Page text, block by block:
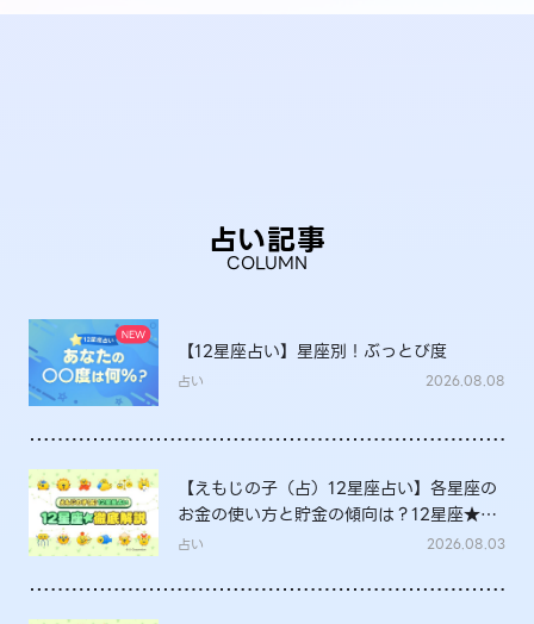
占い記事
COLUMN
【12星座占い】星座別！ぶっとび度
占い 2026.08.08
【えもじの子（占）12星座占い】各星座の
お金の使い方と貯金の傾向は？12星座★徹
底解説
占い 2026.08.03